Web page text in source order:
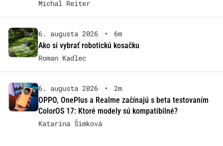
Michal Reiter
6. augusta 2026 •
6m
Ako si vybrať robotickú kosačku
Roman Kadlec
6. augusta 2026 •
2m
OPPO, OnePlus a Realme začínajú s beta testovaním
ColorOS 17: Ktoré modely sú kompatibilné?
Katarína Šimková